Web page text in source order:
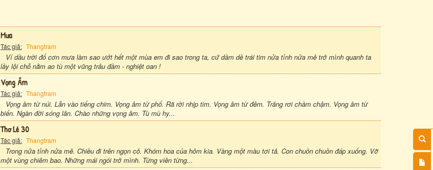
Mưa
Tác giả: Thangtram
Ví dầu trời đổ cơn mưa làm sao ướt hết một mùa em đi sao trong ta, cứ dầm dề trái tim nửa tỉnh nửa mê trở mình quanh ta
lầy lội chỗ nằm ao tù một vũng trâu đầm - nghiệt oan !
Vọng Âm
Tác giả: Thangtram
Vọng âm từ núi. Lẫn vào tiếng chim. Vọng âm từ phố. Rã rời nhịp tim. Vọng âm từ đêm. Trăng rơi chầm chậm. Vọng âm từ
biển. Ngàn đời sóng lăn. Chào những vọng âm. Tù mù hy...
Thơ Lẻ 30
Tác giả: Thangtram
Trong nửa tỉnh nửa mê. Chiều đi trên ngọn cỏ. Khóm hoa của hôm kia. Vàng một màu tơi tả. Con chuồn chuồn đáp xuống. Vỡ
một vùng chiêm bao. Những mái ngói trở mình. Từng viên từng...